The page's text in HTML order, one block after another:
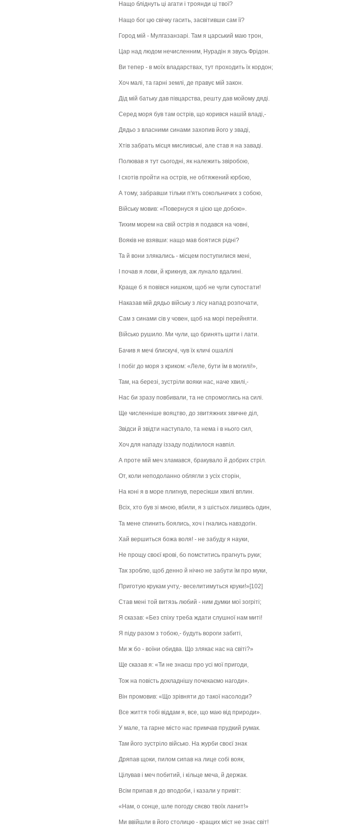
Нащо бліднуть ці агати і троянди ці твої?
Нащо бог цю свічку гасить, засвітивши сам її?
Город мій - Мулгазанзарі. Там я царський маю трон,
Цар над людом нечисленним, Нурадін я звусь Фрідон.
Ви тепер - в моїх владарствах, тут проходить їх кордон;
Хоч малі, та гарні землі, де правує мій закон.
Дід мій батьку дав півцарства, решту дав мойому дяді.
Серед моря був там острів, що корився нашій владі,-
Дядьо з власними синами захопив його у зваді,
Хтів забрать місця мисливські, але став я на заваді.
Полював я тут сьогодні, як належить звіробою,
І схотів пройти на острів, не обтяжений юрбою,
А тому, забравши тільки п'ять сокольничих з собою,
Війську мовив: «Повернуся я цією ще добою».
Тихим морем на свій острів я подався на човні,
Вояків не взявши: нащо мав боятися рідні?
Та й вони злякались - місцем поступилися мені,
І почав я лови, й крикнув, аж лунало вдалині.
Краще б я повівся нишком, щоб не чули супостати!
Наказав мій дядьо війську з лісу напад розпочати,
Сам з синами сів у човен, щоб на морі перейняти.
Військо рушило. Ми чули, що бринять щити і лати.
Бачив я мечі блискучі, чув їх кличі ошалілі
І побіг до моря з криком: «Леле, бути їм в могилі!»,
Там, на березі, зустріли вояки нас, наче хвилі,-
Нас би зразу повбивали, та не спромоглись на силі.
Ще численніше вояцтво, до звитяжних звичне діл,
Звідси й звідти наступало, та нема і в нього сил,
Хоч для нападу іззаду поділилося навпіл.
А проте мій меч зламався, бракувало й добрих стріл.
От, коли неподоланно облягли з усіх сторін,
На коні я в море плигнув, пересікши хвилі вплин.
Всіх, хто був зі мною, вбили, я з шістьох лишивсь один,
Та мене спинить боялись, хоч і гнались навздогін.
Хай вершиться божа воля! - не забуду я науки,
Не прощу своєї крові, бо помститись прагнуть руки;
Так зроблю, щоб денно й нічно не забути їм про муки,
Приготую крукам учту,- веселитимуться круки!»[102]
Став мені той витязь любий - ним думки мої зогріті;
Я сказав: «Без спіху треба ждати слушної нам миті!
Я піду разом з тобою,- будуть вороги забиті,
Ми ж бо - воїни обидва. Що злякає нас на світі?»
Ще сказав я: «Ти не знаєш про усі мої пригоди,
Тож на повість докладнішу почекаємо нагоди».
Він промовив: «Що зрівняти до такої насолоди?
Все життя тобі віддам я, все, що маю від природи».
У мале, та гарне місто нас примчав прудкий румак.
Там його зустріло військо. На журби своєї знак
Дряпав щоки, пилом сипав на лице собі вояк,
Цілував і меч побитий, і кільце меча, й держак.
Всім припав я до вподоби, і казали у привіт:
«Нам, о сонце, шле погоду сяєво твоїх ланит!»
Ми ввійшли в його столицю - кращих міст не знає світ!